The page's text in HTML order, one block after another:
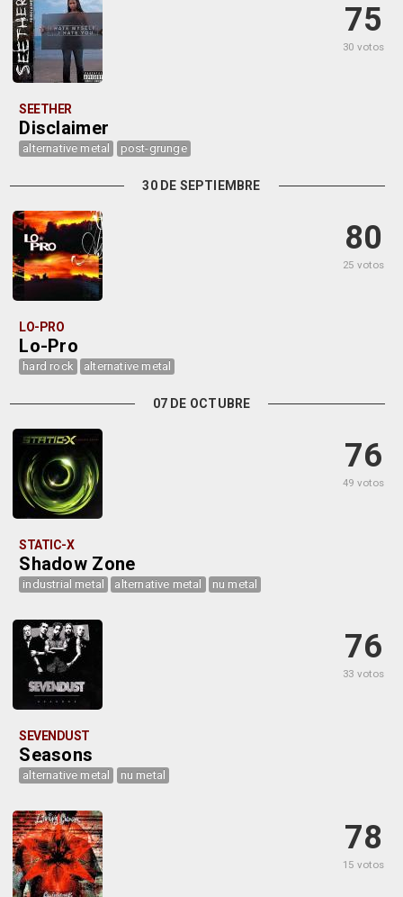
75
30 votos
SEETHER
Disclaimer
alternative metal post-grunge
30 DE SEPTIEMBRE
80
25 votos
LO-PRO
Lo-Pro
hard rock alternative metal
07 DE OCTUBRE
76
49 votos
STATIC-X
Shadow Zone
industrial metal alternative metal nu metal
76
33 votos
SEVENDUST
Seasons
alternative metal nu metal
78
15 votos